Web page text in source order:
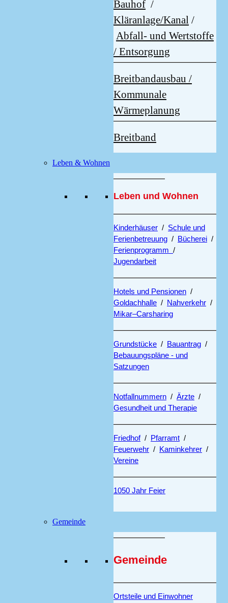
Bauhof /
Kläranlage/Kanal /
Abfall- und Wertstoffe
/ Entsorgung
Breitbandausbau /
Kommunale
Wärmeplanung
Breitband
Leben & Wohnen
Leben und Wohnen
Kinderhäuser / Schule und
Ferienbetreuung / Bücherei /
Ferienprogramm /
Jugendarbeit
Hotels und Pensionen /
Goldachhalle / Nahverkehr /
Mikar–Carsharing
Grundstücke / Bauantrag /
Bebauungspläne - und
Satzungen
Notfallnummern / Ärzte /
Gesundheit und Therapie
Friedhof/ Pfarramt /
Feuerwehr / Kaminkehrer /
Vereine
1050 Jahr Feier
Gemeinde
Gemeinde
Ortsteile und Einwohner